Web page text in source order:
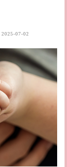
2025-07-02